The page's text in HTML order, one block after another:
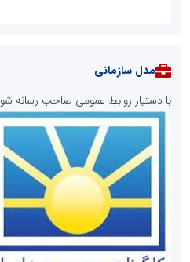
روابط عمومی خبرگزاری گزارش خبر
مدل سازمانی
با دستیار روابط عمومی صاحب رسانه